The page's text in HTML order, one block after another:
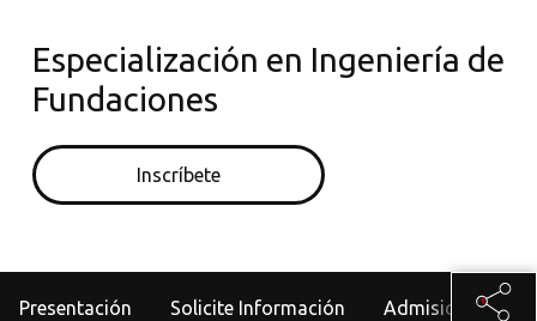
Especialización en Ingeniería de
Fundaciones
Inscríbete
Presentación Solicite Información Admisiones